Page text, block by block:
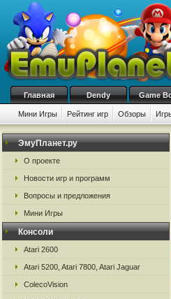
Главная Dendy Game
Мини Игры Рейтинг игр Обзоры
ЭмуПланет.ру
О проекте
Новости игр и программ
Вопросы и предложения
Мини Игры
Консоли
Atari 2600
Atari 5200, Atari 7800, Atari Jaguar
ColecoVision